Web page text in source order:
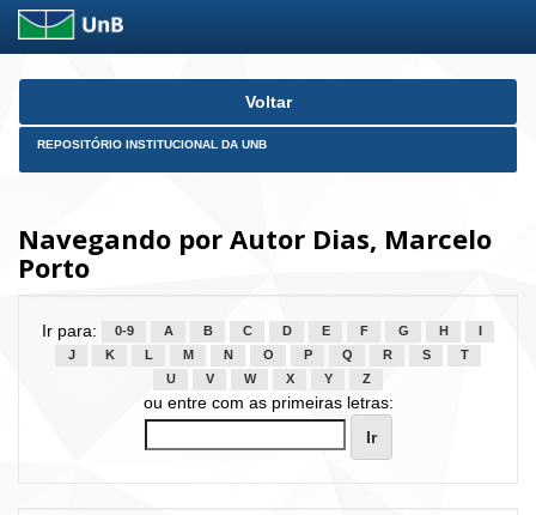
Skip
Voltar
REPOSITÓRIO INSTITUCIONAL DA UNB
Navegando por Autor Dias, Marcelo
Porto
Ir para: 0-9 A B C D E F G H
J
K L M N O P Q R S
T
U
V W X Y Z
ou entre com as primeiras letras: